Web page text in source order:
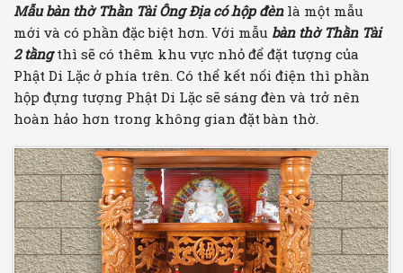
Mẫu bàn thờ Thần Tài Ông Địa có hộp đènlà một mẫu
mới và có phần đặc biệt hơn. Với mẫu bàn thờ Thần Tài
2 tầngthì sẽ có thêm khu vực nhỏ để đặt tượng của
Phật Di Lặc ở phía trên. Có thể kết nối điện thì phần
hộp đựng tượng Phật Di Lặc sẽ sáng đèn và trở nên
hoàn hảo hơn trong không gian đặt bàn thờ.